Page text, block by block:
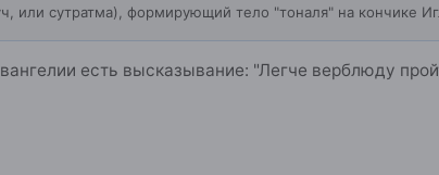
или сутратма), формирующий тело "тоналя" на кончике
есть высказывание: "Легче верблюду